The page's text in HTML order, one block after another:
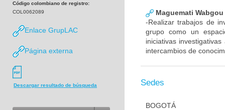
Código colombiano de registro:
COL0062089
Enlace GrupLAC
Página externa
Descargar resultado de búsqueda
Maguemati Wabgou
-Realizar trabajos de
grupo como un
iniciativas
intercambios de
Sedes
BOGOTÁ